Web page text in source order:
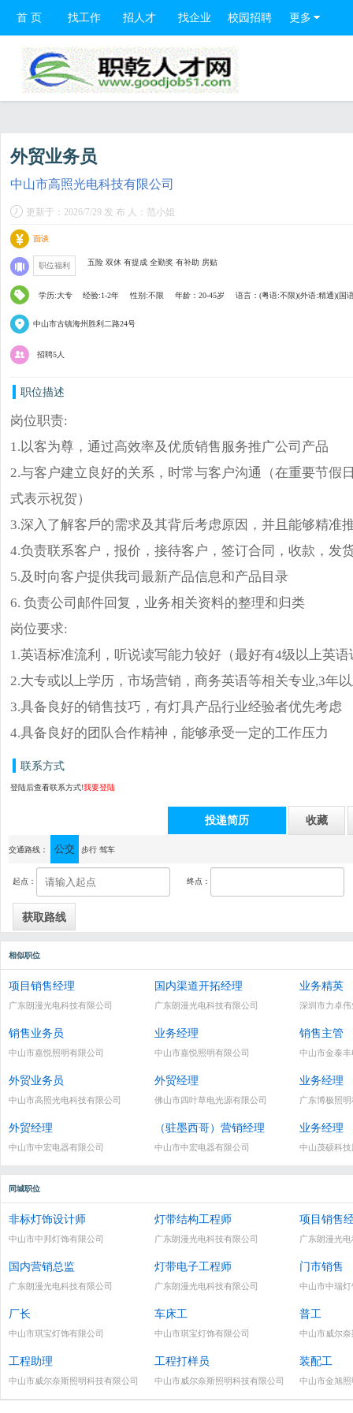
首 页 找工作 招人才 找企业 校园招聘 更多
外贸业务员
中山市高照光电科技有限公司
更新于：2026/7/29 发 布 人：范小姐
面谈
职位福利 五险 双休 有提成 全勤奖 有补助 房贴
学历:大专 经验:1-2年 性别:不限 年龄：20-45岁 语言：(粤语:不限)(外语:精通)(国
中山市古镇海州胜利二路24号
招聘5人
职位描述
岗位职责:
1.以客为尊，通过高效率及优质销售服务推广公司产品
2.与客户建立良好的关系，时常与客户沟通（在重要节假
式表示祝贺）
3.深入了解客戶的需求及其背后考虑原因，并且能够精准
4.负责联系客户，报价，接待客户，签订合同，收款，发
5.及时向客户提供我司最新产品信息和产品目录
6. 负责公司邮件回复，业务相关资料的整理和归类
岗位要求:
1.英语标准流利，听说读写能力较好（最好有4级以上英语
2.大专或以上学历，市场营销，商务英语等相关专业,3年
3.具备良好的销售技巧，有灯具产品行业经验者优先考虑
4.具备良好的团队合作精神，能够承受一定的工作压力
联系方式
登陆后查看联系方式!我要登陆
投递简历 收藏
通讯地址：中山市古镇海州胜利二路24号
交通路线： 公交 步行 驾车
起点： 终点：
相似职位
项目销售经理
广东朗漫光电科技有限公司
国内渠道开拓经理
广东朗漫光电科技有限公司
业务精英
深圳市力卓
销售业务员
中山市嘉悦照明有限公司
业务经理
中山市嘉悦照明有限公司
销售主管
中山市金泰
外贸业务员
中山市高照光电科技有限公司
外贸经理
佛山市四叶草电光源有限公司
业务经理
广东博极照
外贸经理
中山市中宏电器有限公司
（驻墨西哥）营销经理
中山市中宏电器有限公司
业务经理
中山茂硕科
同城职位
非标灯饰设计师
中山市中邦灯饰有限公司
灯带结构工程师
广东朗漫光电科技有限公司
项目销售
广东朗漫光
国内营销总监
广东朗漫光电科技有限公司
灯带电子工程师
广东朗漫光电科技有限公司
门市销售
中山市中瑞
厂长
中山市琪宝灯饰有限公司
车床工
中山市琪宝灯饰有限公司
普工
中山市威尔
工程助理
中山市威尔奈斯照明科技有限公司
工程打样员
中山市威尔奈斯照明科技有限公司
装配工
中山市金旭